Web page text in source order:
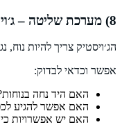
8) מערכת שליטה – ג׳ויסטיק, מיקום, רגישות
הג׳ויסטיק צריך להיות
אפשר וכדאי לבדוק:
האם היד נחה
האם אפשר להגיע
האם יש אפשרויות